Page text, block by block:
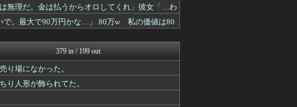
...
鬼女まとめ速報 -修羅場・...
衝撃体験！アンビリバボー｜...
修羅の華-家庭・生活まとめ
ほんわかMkⅡ
...
衝撃体験！アンビリバボー｜...
...
素敵な鬼女様
...
鬼女まとめ速報 -修羅場・...
鬼女まとめ速報 -修羅場・...
無理だ。金は払うからオロしてくれ」彼女「…わ
。最大で90万円かな…」 80万w 私の価値は80
379 in / 199 out
り場になかった。
り人形が飾られてた。